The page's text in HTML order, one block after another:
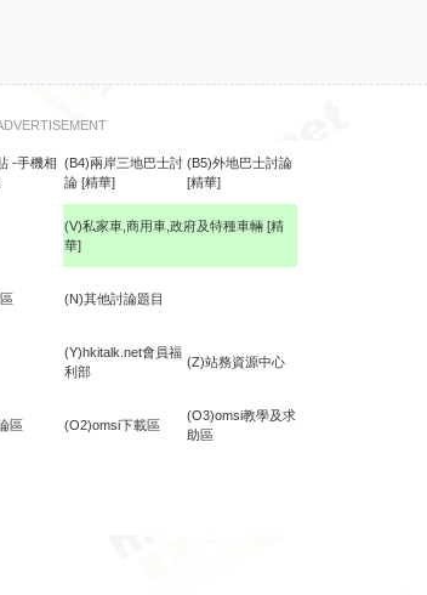
-手機相 (B4)兩岸三地巴士討
論 [精華]
(B5)外地巴士討論
[精華]
(V)私家車,商用車,政府及特種車輛 [精
華]
(N)其他討論題目
(Y)hkitalk.net會員福
利部
(Z)站務資源中心
區 (O2)omsi下載區
(O3)omsi教學及求
助區